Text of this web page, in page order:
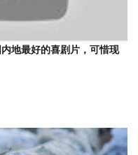
内地最好的喜剧片，可惜现